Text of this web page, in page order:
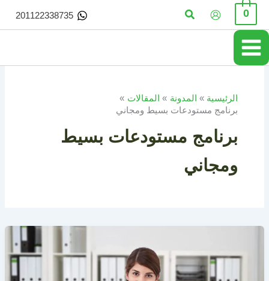
تخطي
المحتوى
0 البحث 201122338735
الرئيسية المدونة
المقالات
برنامج مستودعات بسيط ومجاني
برنامج مستودعات بسيط
ومجاني